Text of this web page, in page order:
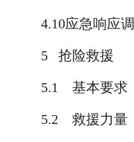
4.10应急响应
5 抢险救援
5.1 基本要求
5.2 救援力量